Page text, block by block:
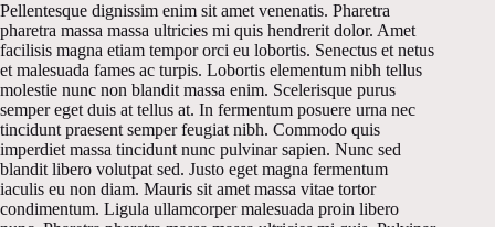
Pellentesque dignissim enim sit amet venenatis. Pharetra
pharetra massa massa ultricies mi quis hendrerit dolor. Amet
facilisis magna etiam tempor orci eu lobortis. Senectus et netus
et malesuada fames ac turpis. Lobortis elementum nibh tellus
molestie nunc non blandit massa enim. Scelerisque purus
semper eget duis at tellus at. In fermentum posuere urna nec
tincidunt praesent semper feugiat nibh. Commodo quis
imperdiet massa tincidunt nunc pulvinar sapien. Nunc sed
blandit libero volutpat sed. Justo eget magna fermentum
iaculis eu non diam. Mauris sit amet massa vitae tortor
condimentum. Ligula ullamcorper malesuada proin libero